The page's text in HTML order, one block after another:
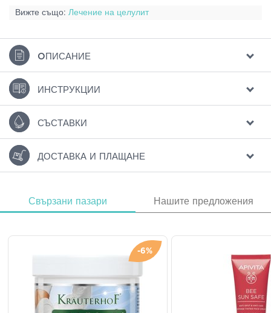
Вижте също: Лечение на целулит
ΟПИСАНИЕ
ИНСТРУКЦИИ
СЪСТАВКИ
ДОСТАВКА И ПЛАЩАНЕ
Свързани пазари Нашите предложения
-6%